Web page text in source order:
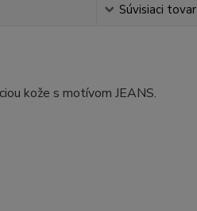
Súvisiaci tovar
kože s motívom JEANS.